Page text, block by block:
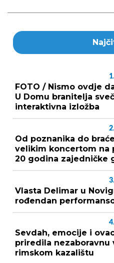
FOTO / Nismo ovdje
U Domu branitelja
interaktivna izložba
Od poznanika do
velikim koncertom na
20 godina zajedničke
Vlasta Delimar u
rođendan
Sevdah, emocije i
priredila nezaboravnu
rimskom kazalištu